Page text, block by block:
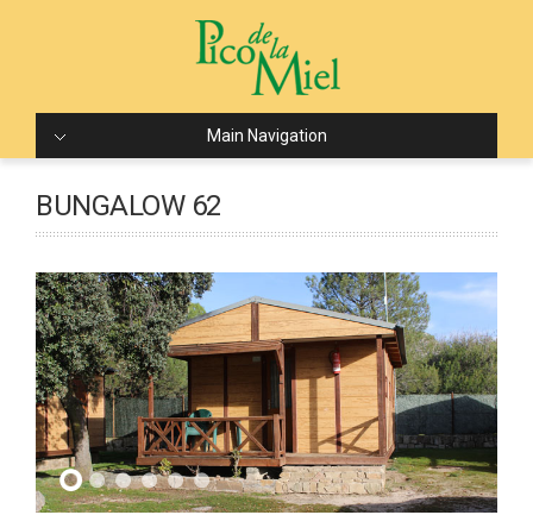
Main Navigation
BUNGALOW 62